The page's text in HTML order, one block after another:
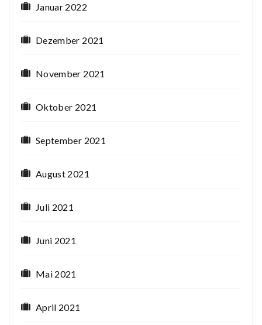
Januar 2022
Dezember 2021
November 2021
Oktober 2021
September 2021
August 2021
Juli 2021
Juni 2021
Mai 2021
April 2021